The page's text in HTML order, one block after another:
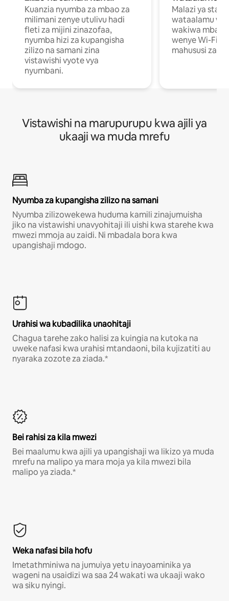
Kuanzia nyumba za mbao za
milimani zenye utulivu hadi
fleti za mijini zinazofaa,
nyumba hizi za kupangisha
zilizo na samani zina
vistawishi vyote vya
nyumbani.
Malazi ya
wataalamu
wakiwa mbali
wenye Wi-Fi
mahususi za
Vistawishi na marupurupu kwa ajili ya
ukaaji wa muda mrefu
Nyumba za kupangisha zilizo na samani
Nyumba zilizowekewa huduma kamili zinajumuisha
jiko na vistawishi unavyohitaji ili uishi kwa starehe kwa
mwezi mmoja au zaidi. Ni mbadala bora kwa
upangishaji mdogo.
Urahisi wa kubadilika unaohitaji
Chagua tarehe zako halisi za kuingia na kutoka na
uweke nafasi kwa urahisi mtandaoni, bila kujizatiti au
nyaraka zozote za ziada.*
Bei rahisi za kila mwezi
Bei maalumu kwa ajili ya upangishaji wa likizo ya muda
mrefu na malipo ya mara moja ya kila mwezi bila
malipo ya ziada.*
Weka nafasi bila hofu
Imetathminiwa na jumuiya yetu inayoaminika ya
wageni na usaidizi wa saa 24 wakati wa ukaaji wako
wa siku nyingi.